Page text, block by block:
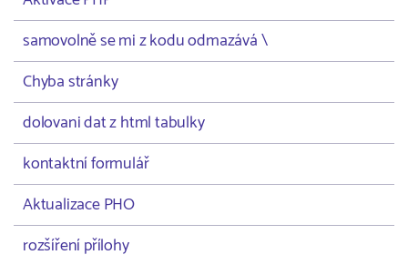
samovolně se mi z kodu odmazává \
Chyba stránky
dolovani dat z html tabulky
kontaktní formulář
Aktualizace PHO
rozšíření přílohy